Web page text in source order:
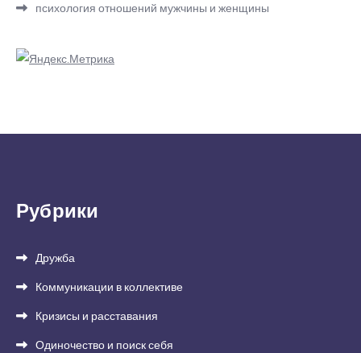
психология отношений мужчины и женщины
Рубрики
Дружба
Коммуникации в коллективе
Кризисы и расставания
Одиночество и поиск себя